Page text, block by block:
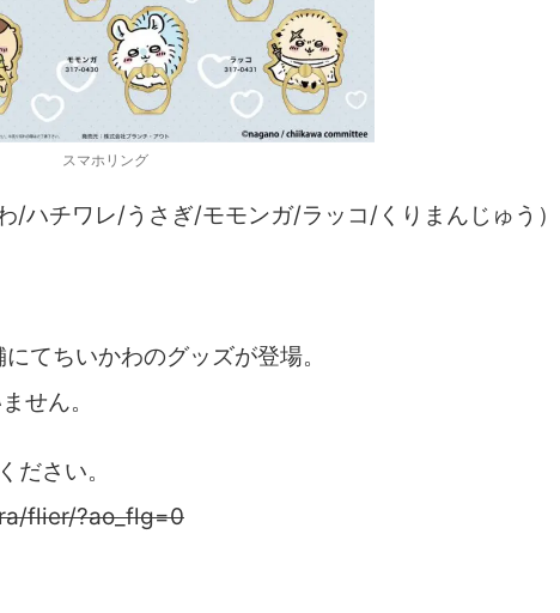
スマホリング
/ハチワレ/うさぎ/モモンガ/ラッコ/くりまんじゅう）
てちいかわのグッズが登場。
せん。
ださい。
flier/?ao_flg=0